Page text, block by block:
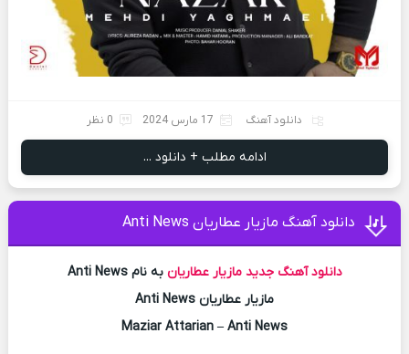
دانلود آهنگ 17 مارس 2024 0 نظر
ادامه مطلب + دانلود ...
دانلود آهنگ مازیار عطاریان Anti News
دانلود آهنگ جدید مازیار عطاریان به نام Anti News
مازیار عطاریان Anti News
Maziar Attarian – Anti News